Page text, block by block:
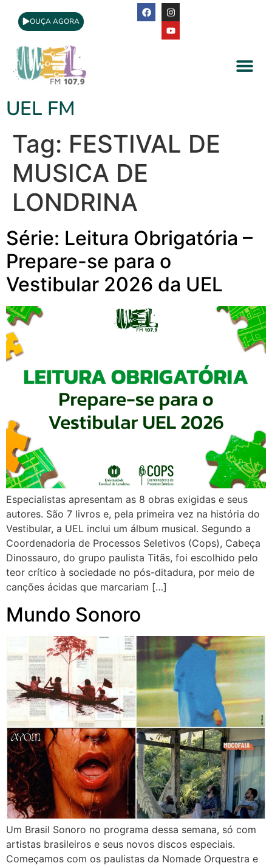
OUÇA AGORA
UEL FM
Tag: FESTIVAL DE
MUSICA DE
LONDRINA
Série: Leitura Obrigatória –
Prepare-se para o
Vestibular 2026 da UEL
Especialistas apresentam as 8 obras exigidas e seus
autores. São 7 livros e, pela primeira vez na história do
Vestibular, a UEL inclui um álbum musical. Segundo a
Coordenadoria de Processos Seletivos (Cops), Cabeça
Dinossauro, do grupo paulista Titãs, foi escolhido pelo
teor crítico à sociedade no pós-ditadura, por meio de
canções ácidas que marcariam […]
Mundo Sonoro
Um Brasil Sonoro no programa dessa semana, só com
artistas brasileiros e seus novos discos especiais.
Começamos com os paulistas da Nomade Orquestra e